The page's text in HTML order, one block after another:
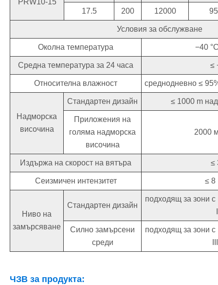
PRW10-15
17.5
200 12000 95
Условия за обслужване
Околна температура −40
Средна температура за 24 часа ≤
Относителна влажност среднодневно ≤
Надморска
височина
Стандартен дизайн ≤ 1000 m
Приложения на
голяма надморска
височина
2000
Издържа на скорост на вятъра ≤
Сеизмичен интензитет ≤ 8
Ниво на
замърсяване
Стандартен дизайн
подходящ за зони
Силно замърсени
среди
подходящ за зони
ЧЗВ за продукта: